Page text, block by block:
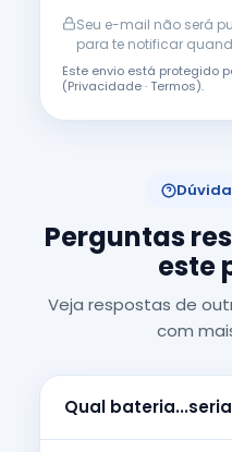
Seu e-mail não será
para te notificar
Este envio está protegido
(Privacidade·Termos).
Perguntas
este
Veja respostas de
com
Qual